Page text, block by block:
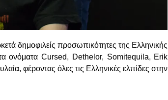
δημοφιλείς προσωπικότητες της Ελληνικής
ονόματα Cursed, Dethelor, Somitequila, Erik
φέροντας όλες τις Ελληνικές ελπίδες στην